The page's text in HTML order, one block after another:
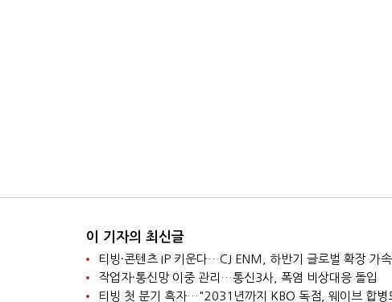
이 기자의 최신글
티빙·콘텐츠 IP 키운다…CJ ENM, 하반기 글로벌 확장 가속
작업자·통신망 이중 관리…통신3사, 폭염 비상대응 돌입